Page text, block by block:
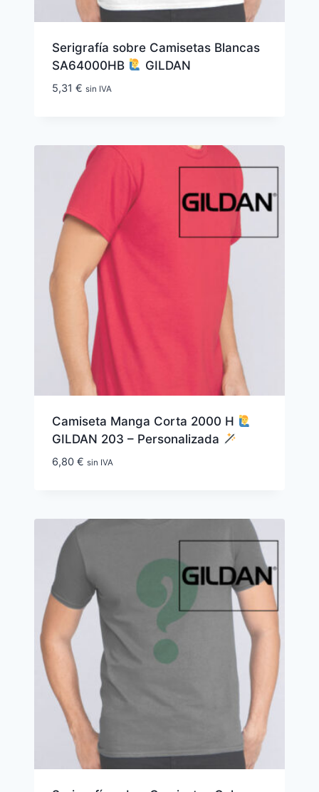
Serigrafía sobre Camisetas Blancas
SA64000HB
GILDAN
5,31 € sin IVA
Camiseta Manga Corta 2000 H
GILDAN 203 – Personalizada
6,80 € sin IVA